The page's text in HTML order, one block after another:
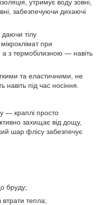
утримує воду зовні,
забезпечуючи дихаючі
тілу
при
а з термобілизною — навіть
та еластичними, не
навіть під час носіння.
— краплі просто
захищає від дощу,
шар флісу забезпечує
бруду;
тепла;